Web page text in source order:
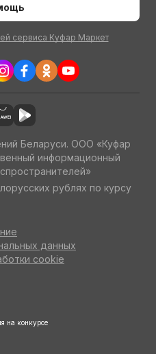
сервиса Куфар Маркет
Беларуси. ООО «Куфар
информационный
рублях по курсу
данных
cookie
на конкурсе